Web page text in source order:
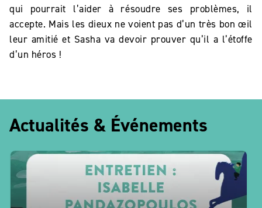
qui pourrait l’aider à résoudre ses problèmes, il
accepte. Mais les dieux ne voient pas d’un très bon œil
leur amitié et Sasha va devoir prouver qu’il a l’étoffe
d’un héros !
Actualités & Événements